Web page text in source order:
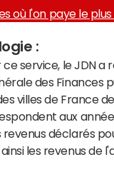
où l'on paye le plus
:
ce service, le JDN
des Finances
villes de France
aux
déclarés
les revenus de